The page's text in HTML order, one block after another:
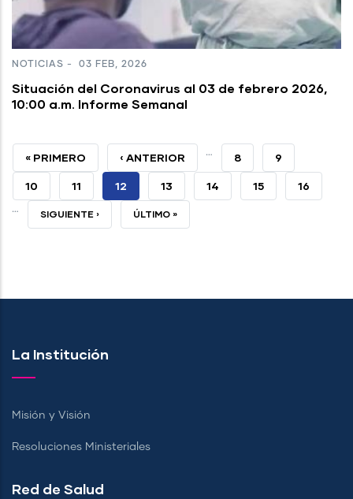
NOTICIAS - 03 FEB, 2026
Situación del Coronavirus al 03 de febrero 2026,
10:00 a.m. Informe Semanal
PRIMERA
PÁGINA
« PRIMERO
PÁGINA
ANTERIOR
‹ ANTERIOR … PAGE
8 PAGE
9
PAGE
10 PAGE
11
PÁGINA
ACTUAL
12 PAGE
13 PAGE
14 PAGE
15 PAGE
16
… SIGUIENTE
SIGUIENTE › ÚLTIMA
ÚLTIMO »
La Institución
Misión y Visión
Resoluciones Ministeriales
Red de Salud